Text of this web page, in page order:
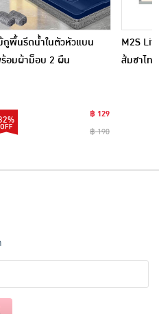
ถูพื้นรีดน้ำในตัวหัวแบน
อมผ้าม็อบ 2 ผืน
฿ 129
฿ 190
M2S
ส้มชาไท